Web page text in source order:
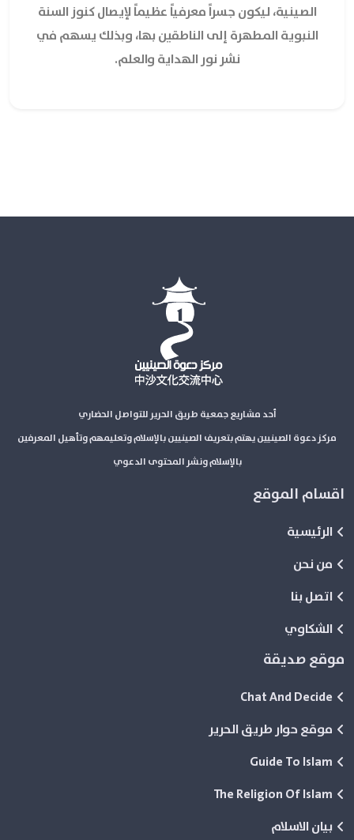
الصينية، ليكون جسراً معرفياً عظيماً لإيصال كنوز السنة
النبوية المطهرة إلى الناطقين بها، وبذلك يسهم في
نشر نور الهداية والعلم.
أحد مشاريع جمعية طريق الحرير للتواصل الحضاري
مركز دعوة الصينيين يهتم بتعريف الصينيين بالإسلام وتعليمهم وتأهيل المعرفين
بالإسلام ونشر المحتوى الدعوي
اقسام الموقع
الرئيسية
من نحن
اتصل بنا
الشكاوي
موقع صديقة
Chat And Decide
موقع حوار طريق الحرير
Guide To Islam
The Religion Of Islam
بيان الاسلام